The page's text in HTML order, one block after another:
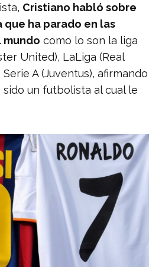
Cristiano habló sobre
que ha parado en las
mundo como lo son la liga
United), LaLiga (Real
A (Juventus), afirmando
un futbolista al cual le